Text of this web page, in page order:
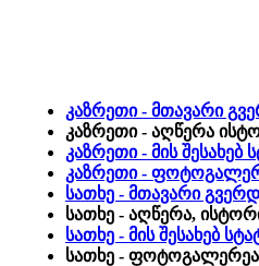
კაზრეთი - მთავარი
კაზრეთი - აღწერა
კაზრეთი - მის
კაზრეთი -
სათხე - მთავარი
სათხე - აღწერა,
სათხე - მის შესახებ
სათხე - ფოტოგალერეა